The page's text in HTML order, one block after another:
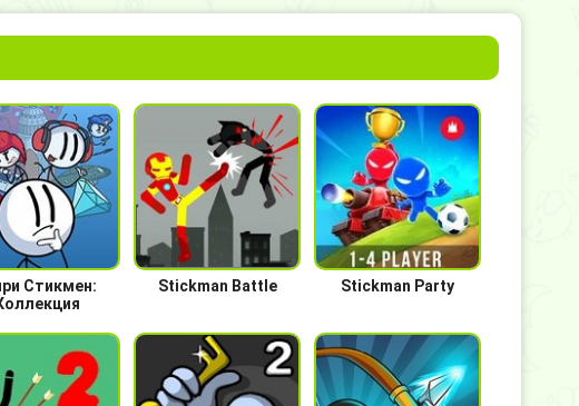
Стикмен:
Stickman Battle Stickman Party